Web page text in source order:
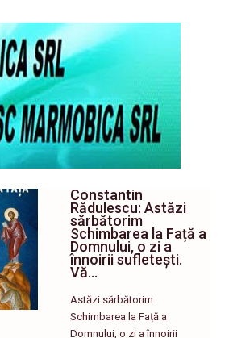
Constantin
Rădulescu: Astăzi
sărbătorim
Schimbarea la Față a
Domnului, o zi a
înnoirii sufletești.
Vă…
Astăzi sărbătorim
Schimbarea la Față a
Domnului, o zi a înnoirii